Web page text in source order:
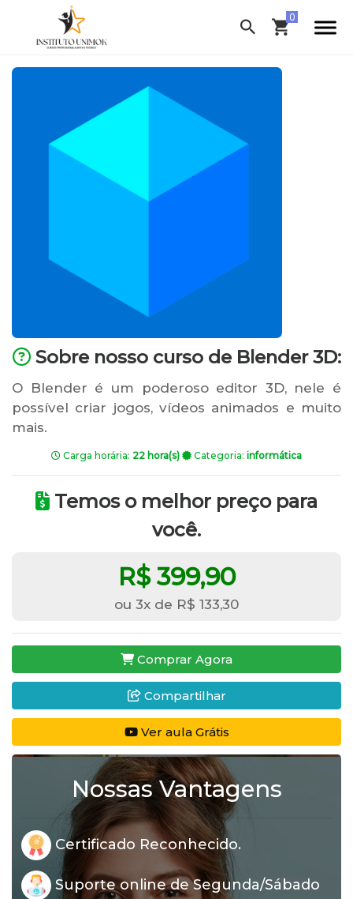
Sobre nosso curso de Blender 3D:
O Blender é um poderoso editor 3D, nele é
possível criar jogos, vídeos animados e muito
mais.
Carga horária: 22 hora(s) Categoria: informática
Temos o melhor preço para
você.
R$ 399,90
ou 3x de R$ 133,30
Comprar Agora
Compartilhar
Ver aula Grátis
Nossas Vantagens
Certificado Reconhecido.
Suporte online de Segunda/Sábado